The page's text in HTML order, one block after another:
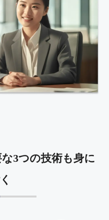
3つの技術も身に